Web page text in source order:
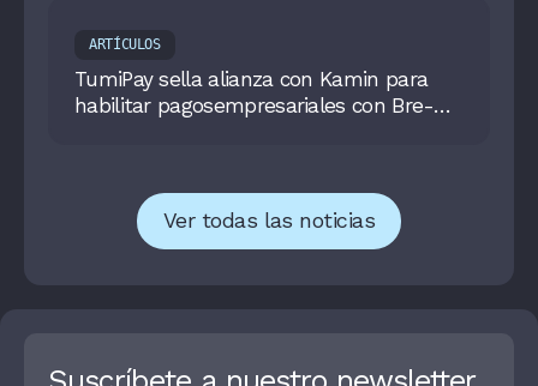
ARTÍCULOS
TumiPay sella alianza con Kamin para
habilitar pagosempresariales con Bre-B
Ver todas las noticias